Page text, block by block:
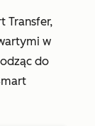
Transfer,
w
do